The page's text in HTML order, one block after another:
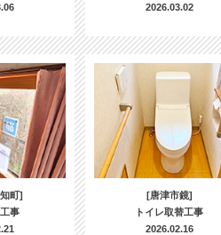
2026.03.02
町]
事
[唐津市鏡]
トイレ取替工事
2026.02.16